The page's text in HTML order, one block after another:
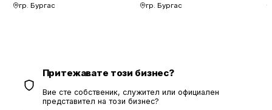
гр. Бургас гр. Бургас
Притежавате този бизнес?
Вие сте собственик, служител или официален
представител на този бизнес?